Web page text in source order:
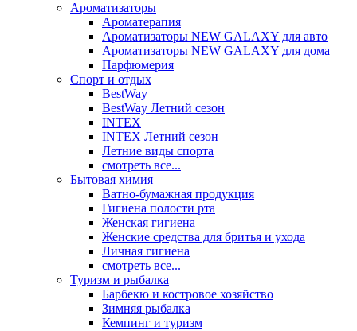
Ароматизаторы
Ароматерапия
Ароматизаторы NEW GALAXY для авто
Ароматизаторы NEW GALAXY для дома
Парфюмерия
Спорт и отдых
BestWay
BestWay Летний сезон
INTEX
INTEX Летний сезон
Летние виды спорта
смотреть все...
Бытовая химия
Ватно-бумажная продукция
Гигиена полости рта
Женская гигиена
Женские средства для бритья и ухода
Личная гигиена
смотреть все...
Туризм и рыбалка
Барбекю и костровое хозяйство
Зимняя рыбалка
Кемпинг и туризм